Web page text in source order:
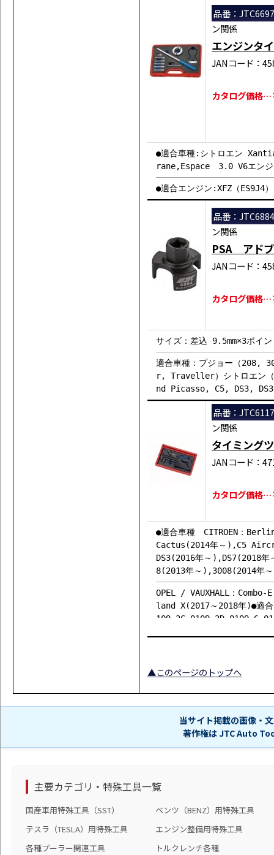
M9T
5 (3.5) V4Y
品番：JTC6697
ン関係
エンジンタ
JANコード：
カタログ価格
●適合車種:シトロエン
rane,Espace 3.0 V6エン
●適合エンジン:XFZ（
品番：JTC6884
ン関係
PSA アドブ
JANコード：
カタログ価格…
サイズ：差込 9.5mm×3ポイン
適合車種：プジョー（
r, Traveller）シトロエン
nd Picasso, C5, DS3,
品番：
ン関係
タイミング
JANコード：
カタログ価格
●適合車種 CITROEN：
Cactus(2014年～),C5
DS3(2016年～),DS7(2018
8(2013年～),3008(2014
OPEL / VAUXHALL：
land X(2017～2018年)●適
109-2C,0109-2D,0109-
▲このページのトップへ
当サイト掲載の画像・
著作権は JTC Auto
主要カテゴリ・特殊工具一覧
国産車用特殊工具（SST）
ベンツ（BENZ）用特殊工具
テスラ（TESLA）用特殊工具
エンジン整備用特殊工具
各種プーラー関連工具
トルクレンチ各種